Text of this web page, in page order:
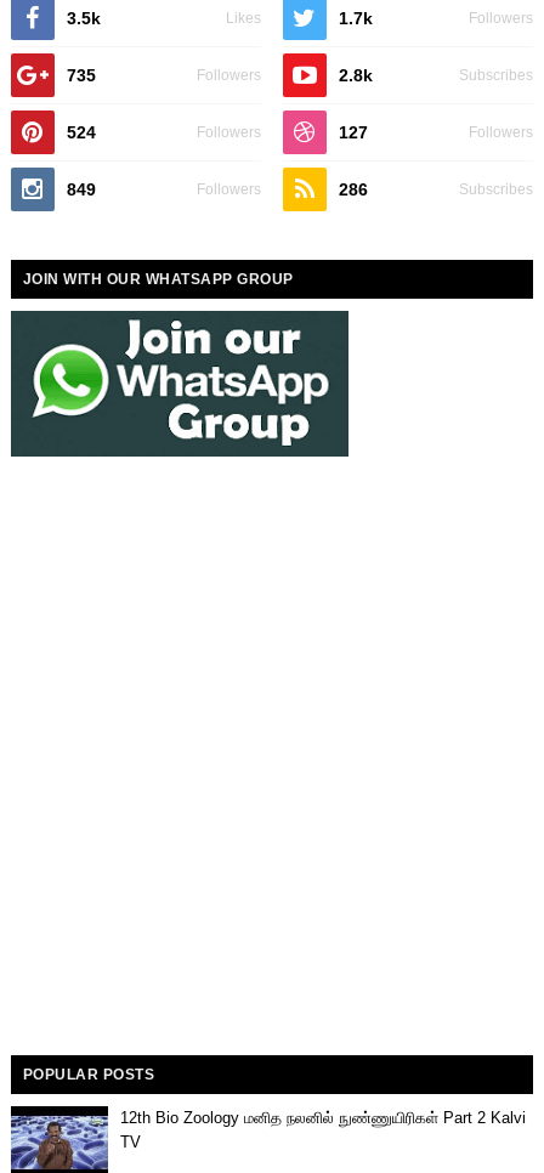
3.5k Likes 1.7k Followers
735 Followers 2.8k Subscribes
524 Followers 127 Followers
849 Followers 286 Subscribes
JOIN WITH OUR WHATSAPP GROUP
POPULAR POSTS
12th Bio Zoology மனித நலனில் நுண்ணுயிரிகள் Part 2 Kalvi
TV